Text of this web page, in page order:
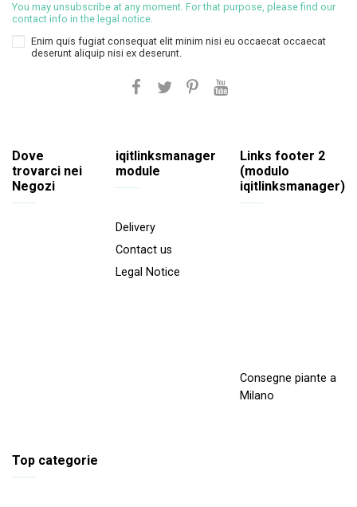
You may unsubscribe at any moment. For that purpose, please find our
contact info in the legal notice.
Enim quis fugiat consequat elit minim nisi eu occaecat occaecat
deserunt aliquip nisi ex deserunt.
Dove
trovarci nei
Negozi
iqitlinksmanager
module
Delivery
Contact us
Legal Notice
Links footer 2
(modulo
iqitlinksmanager)
Consegne piante a
Milano
Top categorie